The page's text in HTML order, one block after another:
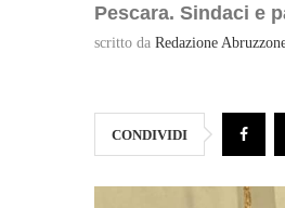
Pescara. Sindaci e
scritto da Redazione
CONDIVIDI